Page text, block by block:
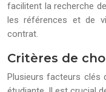
facilitent la recherche
les références et de
contrat.
Critères de
Plusieurs facteurs clés